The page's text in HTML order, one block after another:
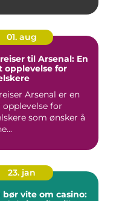
01. aug
til Arsenal: En
opplevelse for
Arsenal er en
for
som ønsker å
23. jan
bør vite om casino: